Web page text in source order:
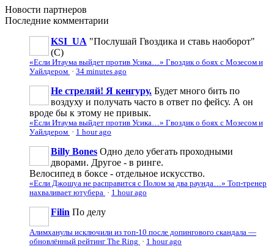
Новости партнеров
Последние комментарии
KSI_UA "Послушай Гвоздика и ставь наоборот"
(С)
«Если Итаума выйдет против Усика…» Гвоздик о боях с Мозесом и
Уайлдером · 34 minutes ago
Не стреляй! Я кенгуру. Будет много бить по
воздуху и получать часто в ответ по фейсу. А он
вроде бы к этому не привык.
«Если Итаума выйдет против Усика…» Гвоздик о боях с Мозесом и
Уайлдером · 1 hour ago
Billy Bones Одно дело убегать проходными
дворами. Другое - в ринге.
Велосипед в боксе - отдельное искусство.
«Если Джошуа не расправится с Полом за два раунда…» Топ-тренер
нахваливает ютубера · 1 hour ago
Filin По делу
Алимханулы исключили из топ-10 после допингового скандала —
обновлённый рейтинг The Ring · 1 hour ago